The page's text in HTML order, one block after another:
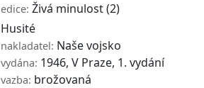
edice: Živá minulost(2)
Husité
nakladatel: Naše vojsko
vydána: 1946, V Praze, 1. vydání
vazba: brožovaná